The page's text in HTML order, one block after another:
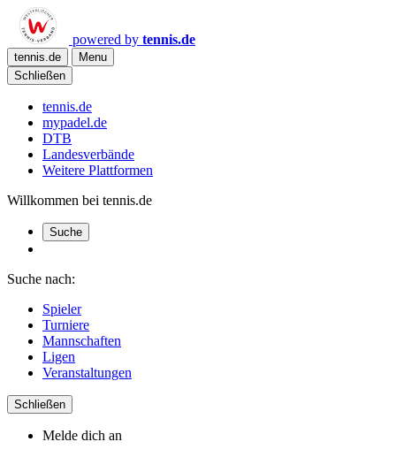
powered by tennis.de
tennis.de
Menu
Schließen
tennis.de
mypadel.de
DTB
Landesverbände
Weitere Plattformen
Willkommen bei tennis.de
Suche
Suche nach:
Spieler
Turniere
Mannschaften
Ligen
Veranstaltungen
Schließen
Melde dich an